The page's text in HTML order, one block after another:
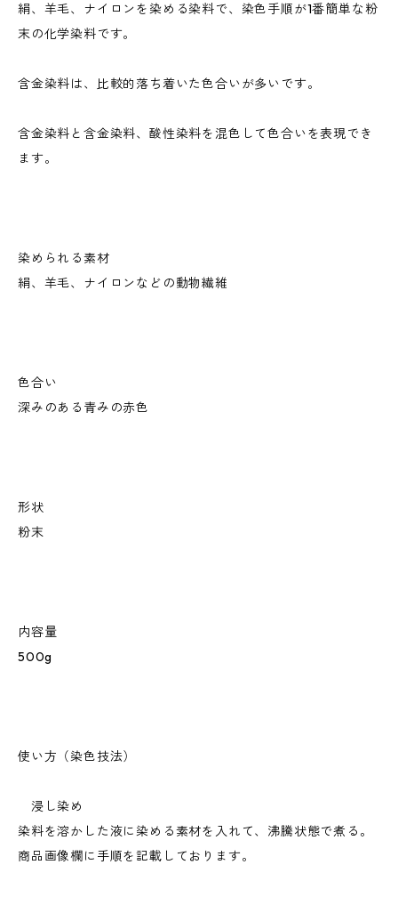
絹、羊毛、ナイロンを染める染料で、染色手順が1番簡単な粉
末の化学染料です。
含金染料は、比較的落ち着いた色合いが多いです。
含金染料と含金染料、酸性染料を混色して色合いを表現でき
ます。
染められる素材
絹、羊毛、ナイロンなどの動物繊維
色合い
深みのある青みの赤色
形状
粉末
内容量
500g
使い方（染色技法）
浸し染め
染料を溶かした液に染める素材を入れて、沸騰状態で煮る。
商品画像欄に手順を記載しております。